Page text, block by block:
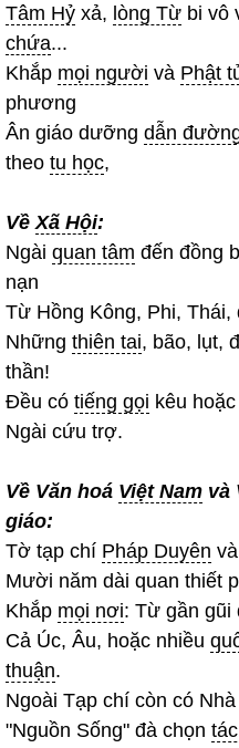
Tâm Hỷ xả, lòng Từ bi vô
chứa...
Khắp mọi người và Phật
phương
Ân giáo dưỡng dẫn
theo tu học,
Về Xã Hội:
Ngài quan tâm đến đồng
nạn
Từ Hồng Kông, Phi, Thái,
Những thiên tai, bão, lụt,
thần!
Đều có tiếng gọi kêu
Ngài cứu trợ.
Về Văn hoá Việt Nam và
giáo:
Tờ tạp chí Pháp Duyên
Mười năm dài quan thiết
Khắp mọi nơi: Từ gần gũi
Cả Úc, Âu, hoặc nhiều
thuận.
Ngoài Tạp chí còn có
"Nguồn Sống" đà chọn